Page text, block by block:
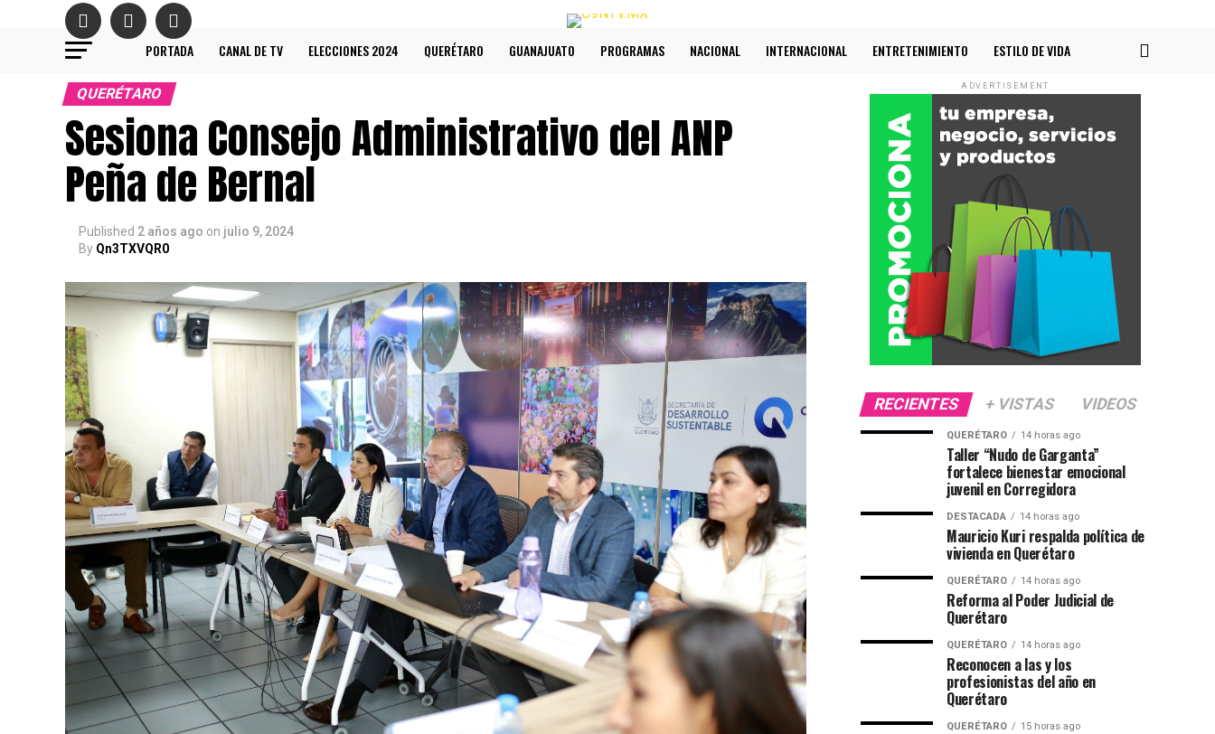
PORTADA CANAL DE TV ELECCIONES 2024 QUERÉTARO GUANAJUATO PROGRAMAS NACIONAL INTERNACIONAL ENTRETENIMIENTO ESTILO DE VIDA
QUERÉTARO
Sesiona Consejo Administrativo del ANP
Peña de Bernal
Published 2 años ago on julio 9, 2024
By Qn3TXVQR0
ADVERTISEMENT
RECIENTES + VISTAS VIDEOS
QUERÉTARO 14 horas ago
Taller “Nudo de Garganta”
fortalece bienestar emocional
juvenil en Corregidora
DESTACADA 14 horas ago
Mauricio Kuri respalda política de
vivienda en Querétaro
QUERÉTARO 14 horas ago
Reforma al Poder Judicial de
Querétaro
QUERÉTARO 14 horas ago
Reconocen a las y los
profesionistas del año en
Querétaro
QUERÉTARO 15 horas ago